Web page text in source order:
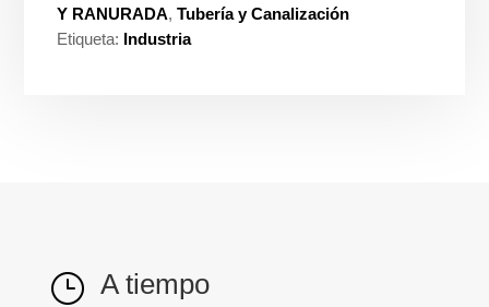
blanca
C22
Y RANURADA,Tubería y Canalización
Etiqueta: Industria
} A tiempo